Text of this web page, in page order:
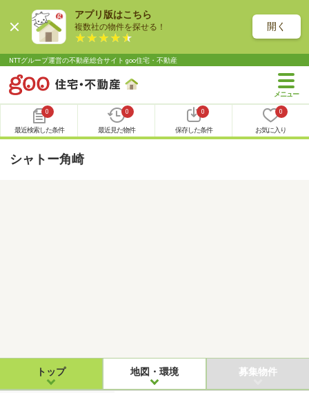
アプリ版はこちら
複数社の物件を探せる！ 開く
NTTグループ運営の不動産総合サイト goo住宅・不動産
0
最近検索した条件
0
最近見た物件
0
保存した条件
0
お気に入り
シャトー角崎
トップ 地図・環境 募集物件